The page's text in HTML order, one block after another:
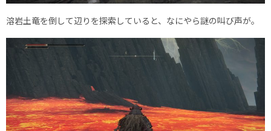
溶岩土竜を倒して辺りを探索していると、なにやら謎の叫び声が。